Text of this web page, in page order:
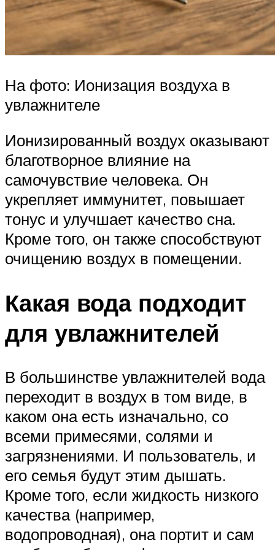
На фото: Ионизация воздуха в
увлажнителе
Ионизированный воздух оказывают
благотворное влияние на
самочувствие человека. Он
укрепляет иммунитет, повышает
тонус и улучшает качество сна.
Кроме того, он также способствуют
очищению воздух в помещении.
Какая вода подходит
для увлажнителей
В большинстве увлажнителей вода
переходит в воздух в том виде, в
каком она есть изначально, со
всеми примесями, солями и
загрязнениями. И пользователь, и
его семья будут этим дышать.
Кроме того, если жидкость низкого
качества (например,
водопроводная), она портит и сам